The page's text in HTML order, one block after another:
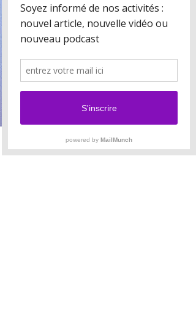
PERFECTIONNÉS (NIVEAU KARMIQUE)
Privé · 1 Étudiants
Privé · 1 membre
CONFIRMÉS
Privé · 1 Étudiants